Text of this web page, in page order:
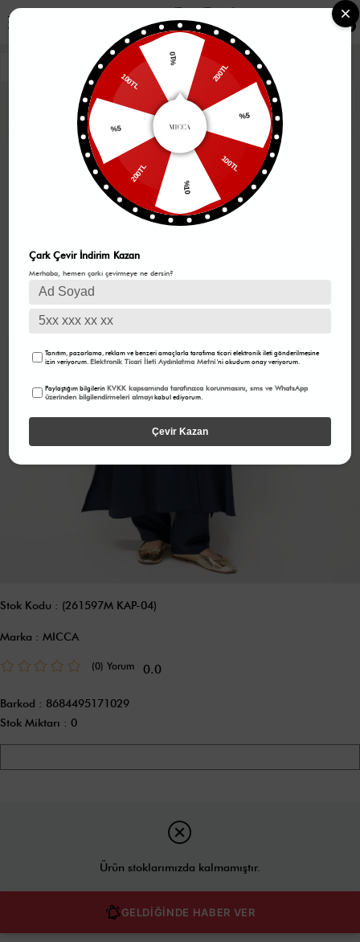
0
Stok Kodu (261597M KAP-04)
Marka : MICCA
(0) 0.0
Barkod : 8684495171029
Stok Miktarı : 0
Ürün stoklarımızda kalmamıştır.
GELDİĞİNDE HABER VER
%10
200TL
100TL
%10
200TL
100TL
Çark Çevir İndirim Kazan
Merhaba, hemen çarkı çevirmeye ne dersin?
Tanıtım, pazarlama, reklam ve benzeri amaçlarla tarafıma ticari elektronik ileti gönderilmesine
izin veriyorum.Elektronik Ticari İleti Aydınlatma Metni 'ni okudum onay veriyorum.
Paylaştığım bilgilerinKVKK kapsamında tarafınızca korunmasını, sms ve WhatsApp
üzerinden bilgilendirmeleri almayı kabul ediyorum.
Çevir Kazan